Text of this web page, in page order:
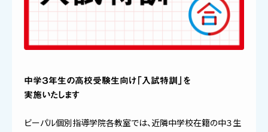
中学３年生の高校受験生向け「入試特訓」を
実施いたします
ビーパル個別指導学院各教室では、近隣中学校在籍の中３生